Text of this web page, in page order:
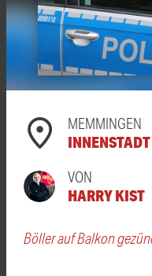
MEMMINGEN
INNENSTADT
VON
HARRY KIST
Böller auf Balkon